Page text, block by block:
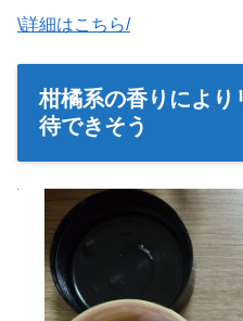
\詳細はこちら/
柑橘系の香りにより
待できそう